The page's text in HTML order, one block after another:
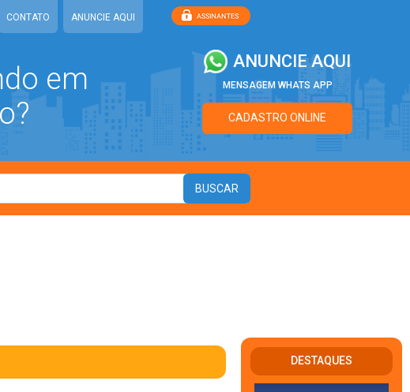
CONTATO ANUNCIE AQUI
em
ANUNCIE AQUI
MENSAGEM WHATS APP
CADASTRO ONLINE
DESTAQUES